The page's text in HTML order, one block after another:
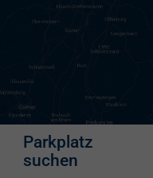
Parkplatz
suchen